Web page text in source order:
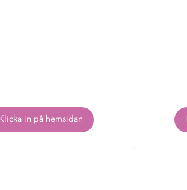
Klicka in på hemsidan